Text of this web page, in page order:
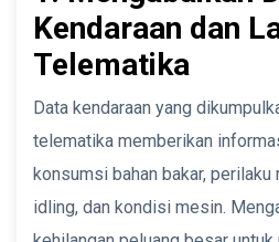
Kendaraan dan
Telematika
Data kendaraan yang
telematika memberikan
konsumsi bahan bakar, perilaku
idling, dan kondisi mesin.